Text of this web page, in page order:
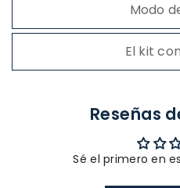
Modo
El kit
Reseñas
Sé el primero en